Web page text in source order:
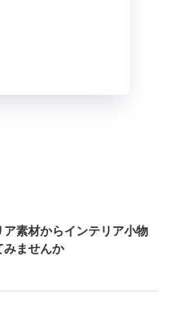
ア素材からインテリア小物
みませんか